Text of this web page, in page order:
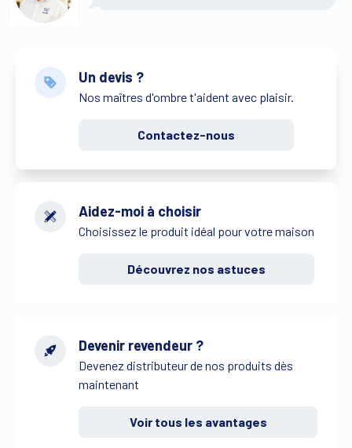
Un devis ?
Nos maîtres d'ombre t'aident avec plaisir.
Contactez-nous
Aidez-moi à choisir
Choisissez le produit idéal pour votre maison
Découvrez nos astuces
Devenir revendeur ?
Devenez distributeur de nos produits dès
maintenant
Voir tous les avantages